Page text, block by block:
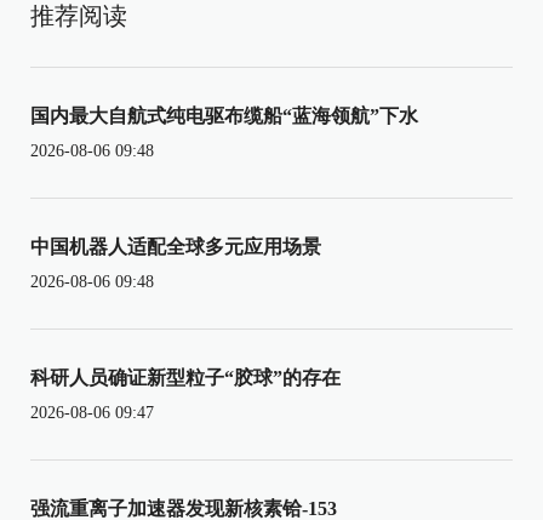
推荐阅读
国内最大自航式纯电驱布缆船“蓝海领航”下水
2026-08-06 09:48
中国机器人适配全球多元应用场景
2026-08-06 09:48
科研人员确证新型粒子“胶球”的存在
2026-08-06 09:47
强流重离子加速器发现新核素铪-153